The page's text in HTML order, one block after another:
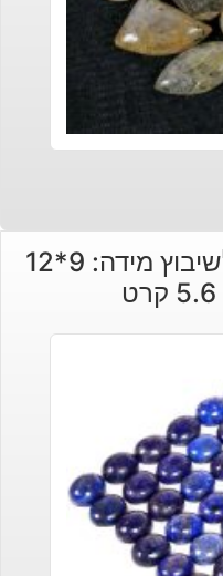
לאפיס לג'ולי מלוטש לשיבוץ מידה: 9*12